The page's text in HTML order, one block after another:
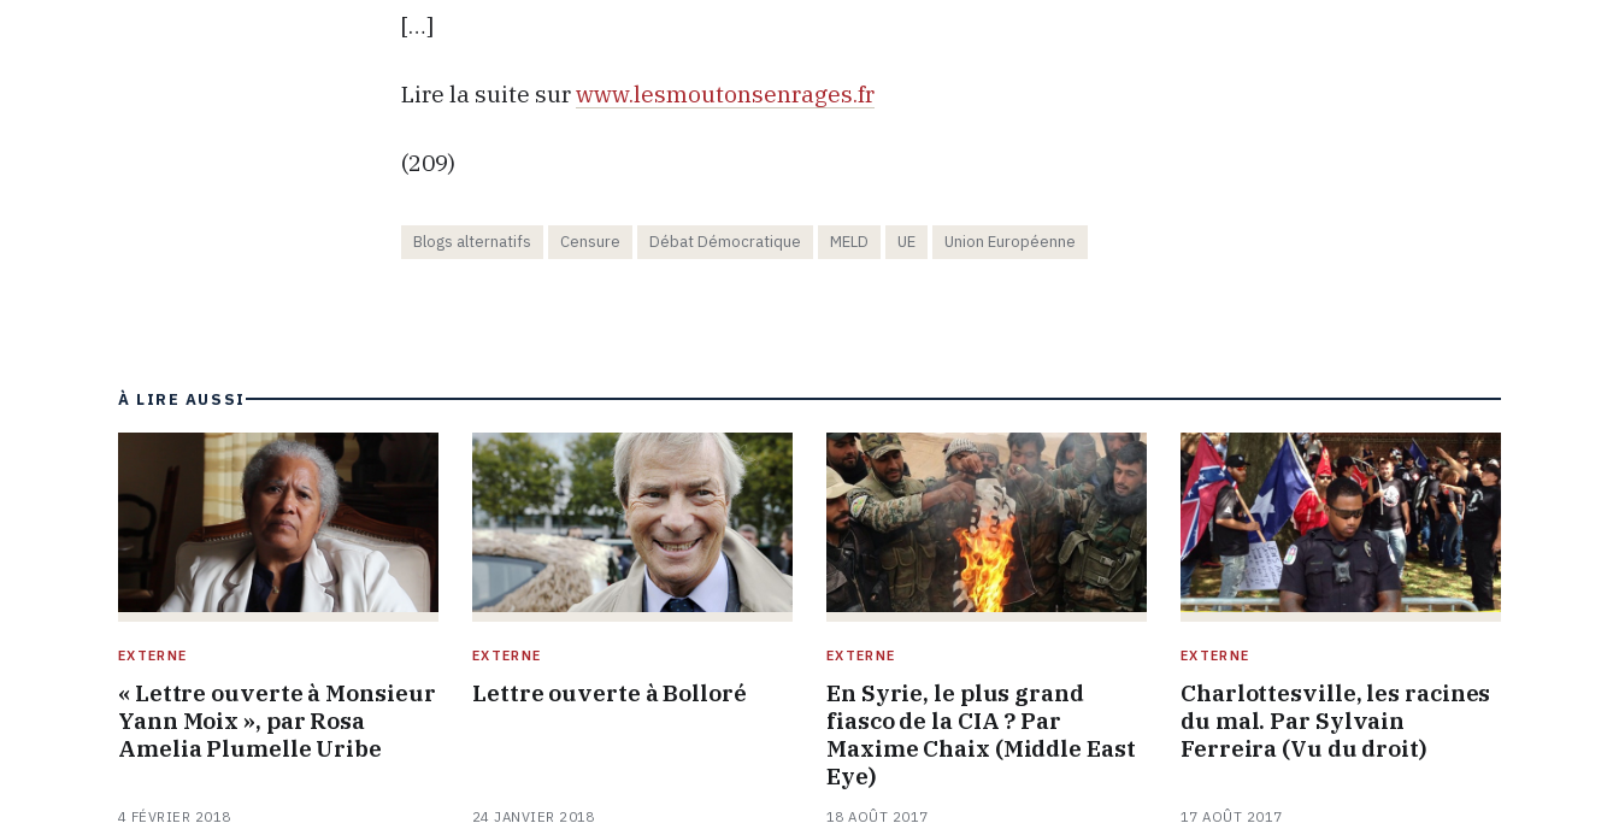
[…]
Lire la suite surwww.lesmoutonsenrages.fr
(209)
Blogs alternatifs Censure Débat Démocratique MELD UE Union Européenne
À LIRE AUSSI
EXTERNE
« Lettre ouverte à Monsieur
Yann Moix », par Rosa
Amelia Plumelle Uribe
4 FÉVRIER 2018
EXTERNE
Lettre ouverte à Bolloré
24 JANVIER 2018
EXTERNE
En Syrie, le plus grand
fiasco de la CIA ? Par
Maxime Chaix (Middle East
Eye)
18 AOÛT 2017
EXTERNE
Charlottesville, les racines
du mal. Par Sylvain
Ferreira (Vu du droit)
17 AOÛT 2017